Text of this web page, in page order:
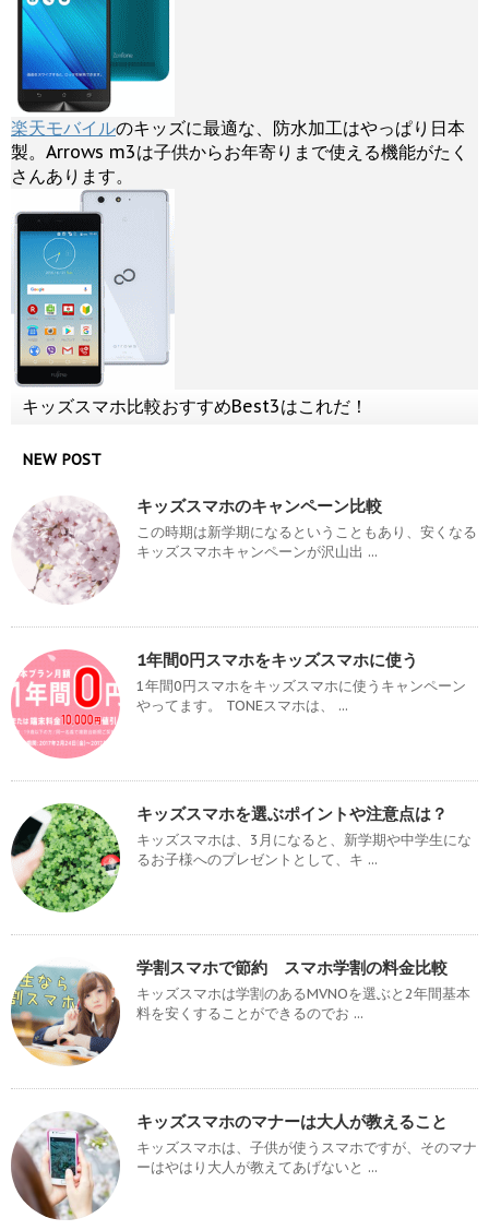
楽天モバイルのキッズに最適な、防水加工はやっぱり日本
製。Arrows m3は子供からお年寄りまで使える機能がたく
さんあります。
キッズスマホ比較おすすめBest3はこれだ！
NEW POST
キッズスマホのキャンペーン比較
この時期は新学期になるということもあり、安くなる
キッズスマホキャンペーンが沢山出 ...
1年間0円スマホをキッズスマホに使う
1年間0円スマホをキッズスマホに使うキャンペーン
やってます。 TONEスマホは、 ...
キッズスマホを選ぶポイントや注意点は？
キッズスマホは、3月になると、新学期や中学生にな
るお子様へのプレゼントとして、キ ...
学割スマホで節約 スマホ学割の料金比較
キッズスマホは学割のあるMVNOを選ぶと2年間基本
料を安くすることができるのでお ...
キッズスマホのマナーは大人が教えること
キッズスマホは、子供が使うスマホですが、そのマナ
ーはやはり大人が教えてあげないと ...